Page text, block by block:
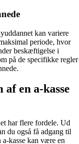
kan variere
periode, hvor
beskæftigelse i
på de specifikke regler
en a-kasse
har flere fordele. Ud
du også få adgang til
kasse kan være en